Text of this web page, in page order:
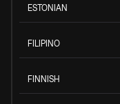
ESTONIAN
FILIPINO
FINNISH